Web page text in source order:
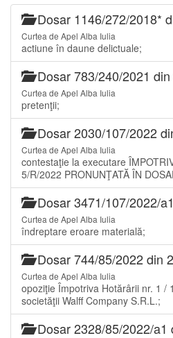
Dosar 1146/272/2018*
Curtea de Apel Alba Iulia
actiune în daune delictuale;
Dosar 783/240/2021
Curtea de Apel Alba Iulia
pretenţii;
Dosar 2030/107/2022
Curtea de Apel Alba Iulia
contestaţie la executare
5/R/2022 PRONUNŢATĂ ÎN
Dosar 3471/107/2022/
Curtea de Apel Alba Iulia
îndreptare eroare materială;
Dosar 744/85/2022 din
Curtea de Apel Alba Iulia
opoziţie Împotriva Hotărârii nr. 1 /
societăţii Walff Company S.R.L.;
Dosar 2328/85/2022/a1